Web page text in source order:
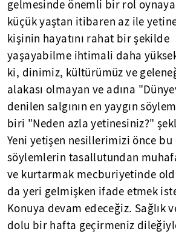
gelmesinde önemli bir rol
küçük yaştan itibaren az ile
kişinin hayatını rahat bir şekilde
yaşayabilme ihtimali daha
ki, dinimiz, kültürümüz ve
alakası olmayan ve adına
denilen salgının en yaygın
biri "Neden azla yetinesiniz?"
Yeni yetişen nesillerimizi önce bu
söylemlerin tasallutundan
ve kurtarmak mecburiyetinde
da yeri gelmişken ifade etmek
Konuya devam edeceğiz. Sağlık
dolu bir hafta geçirmeniz